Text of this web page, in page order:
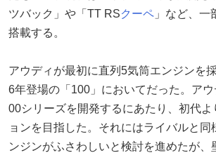
ツバック」や「TT RSクーペ 」など、
搭載する。
アウディが最初に直列5気筒エンジンを
6年登場の「100」においてだった。ア
00シリーズを開発するにあたり、初代よ
ョンを目指した。それにはライバルと同
ンジンがふさわしいと検討を進めたが、